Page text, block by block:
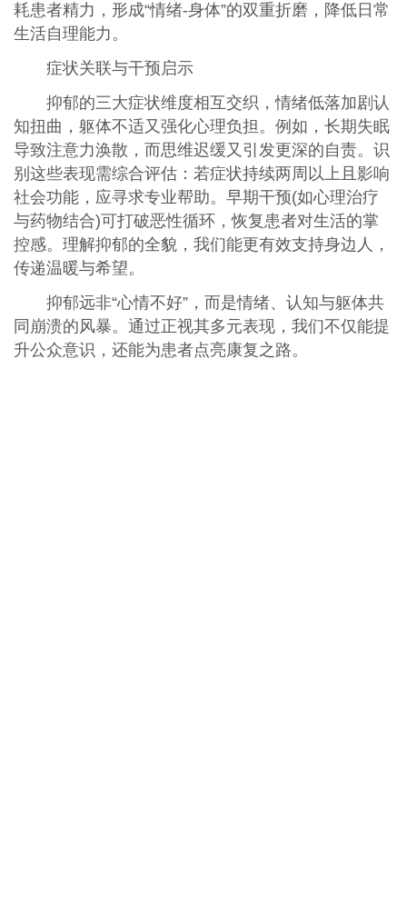
耗患者精力，形成“情绪-身体”的双重折磨，降低日常
生活自理能力。
症状关联与干预启示
抑郁的三大症状维度相互交织，情绪低落加剧认
知扭曲，躯体不适又强化心理负担。例如，长期失眠
导致注意力涣散，而思维迟缓又引发更深的自责。识
别这些表现需综合评估：若症状持续两周以上且影响
社会功能，应寻求专业帮助。早期干预(如心理治疗
与药物结合)可打破恶性循环，恢复患者对生活的掌
控感。理解抑郁的全貌，我们能更有效支持身边人，
传递温暖与希望。
抑郁远非“心情不好”，而是情绪、认知与躯体共
同崩溃的风暴。通过正视其多元表现，我们不仅能提
升公众意识，还能为患者点亮康复之路。